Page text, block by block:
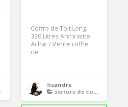
Coffre de Toit Long
320 Litres Anthracite
Achat / Vente coffre
de
lisandre
serrure de coffre de toit